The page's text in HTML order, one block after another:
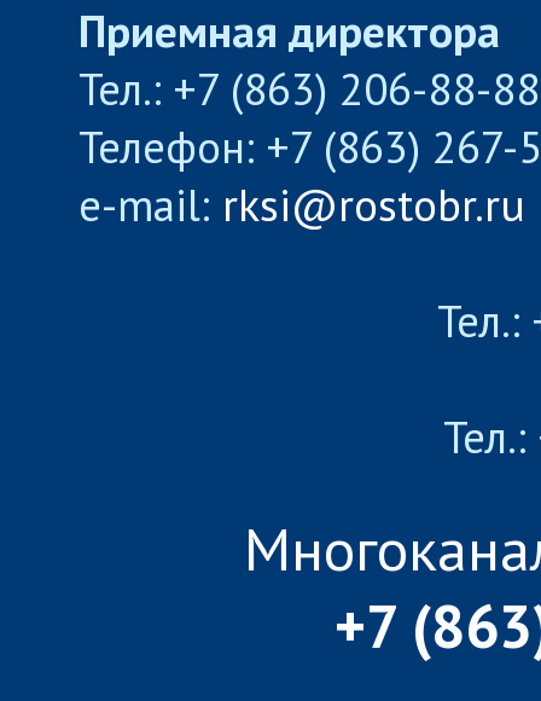
Приемная директора
Тел.: +7 (863) 206-88-
Телефон: +7 (863) 267-
e-mail: rksi@rostobr.ru
+7